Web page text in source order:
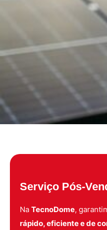
Serviço Pós-
Na TecnoDome,
rápido, eficiente e de